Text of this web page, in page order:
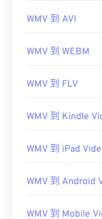
WMV 到 AVI
WMV 到 WEBM
WMV 到 FLV
WMV 到 Kindle
WMV 到 iPad
WMV 到 Android
WMV 到 Mobile